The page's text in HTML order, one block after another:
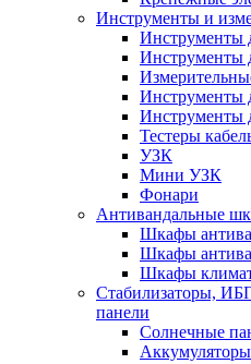
Инструменты и
Инструменты
Инструменты
Инструменты
Инструменты
Тестеры
УЗК
Мини УЗК
Фонари
Антивандальные
Шкафы
Шкафы
Шкафы
Стабилизаторы,
панели
Солнечные
Аккумуляторы